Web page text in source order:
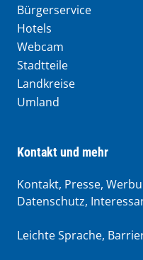
Bürgerservice
Hotels
Webcam
Stadtteile
Landkreise
Umland
Kontakt und mehr
Kontakt, Presse,
Datenschutz,
Leichte Sprache,